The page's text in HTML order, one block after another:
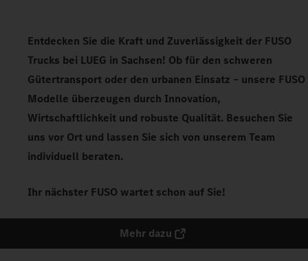
Entdecken Sie die Kraft und Zuverlässigkeit der FUSO
Trucks bei LUEG in Sachsen! Ob für den schweren
Gütertransport oder den urbanen Einsatz – unsere FUSO
Modelle überzeugen durch Innovation,
Wirtschaftlichkeit und robuste Qualität. Besuchen Sie
uns vor Ort und lassen Sie sich von unserem Team
individuell beraten.
Ihr nächster FUSO wartet schon auf Sie!
Mehr dazu